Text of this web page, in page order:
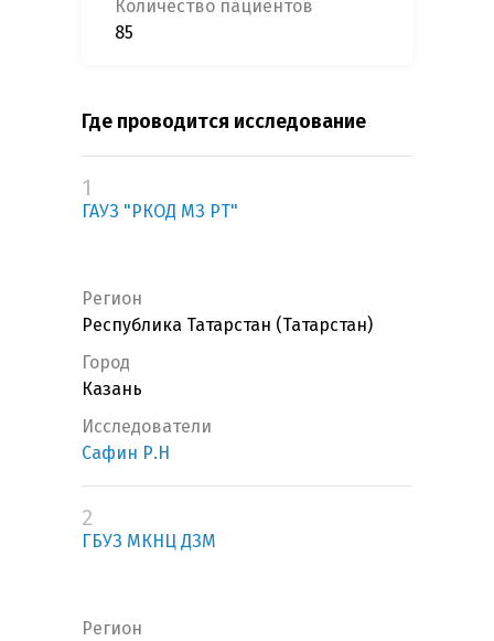
Количество пациентов
85
Где проводится исследование
1
ГАУЗ "РКОД МЗ РТ"
Регион
Республика Татарстан (Татарстан)
Город
Казань
Исследователи
Сафин Р.Н
2
ГБУЗ МКНЦ ДЗМ
Регион